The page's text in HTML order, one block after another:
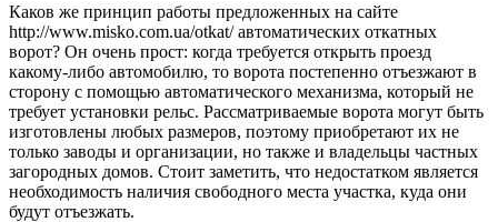
Каков же принцип работы предложенных на сайте
http://www.misko.com.ua/otkat/ автоматических откатных
ворот? Он очень прост: когда требуется открыть проезд
какому-либо автомобилю, то ворота постепенно отъезжают в
сторону с помощью автоматического механизма, который не
требует установки рельс. Рассматриваемые ворота могут быть
изготовлены любых размеров, поэтому приобретают их не
только заводы и организации, но также и владельцы частных
загородных домов. Стоит заметить, что недостатком является
необходимость наличия свободного места участка, куда они
будут отъезжать.